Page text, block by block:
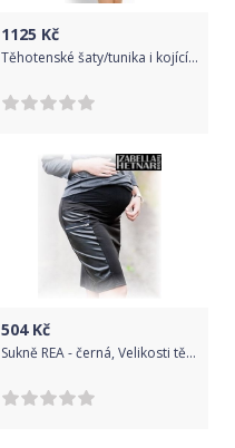
1125 Kč
Těhotenské šaty/tunika i kojící krátký rukáv - SE STUHOU bordó - Bee MaaMaa velikost XXL
504Kč
Sukně REA - černá, Velikosti těh. moda M (38)